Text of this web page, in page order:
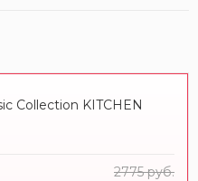
Collection KITCHEN
2775 руб.